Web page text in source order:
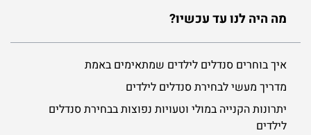
מה היה לנו עד עכשיו?
איך בוחרים סנדלים לילדים שמתאימים באמת
מדריך מעשי לבחירת סנדלים לילדים
יתרונות הקנייה במולי וטעויות נפוצות בבחירת סנדלים
לילדים